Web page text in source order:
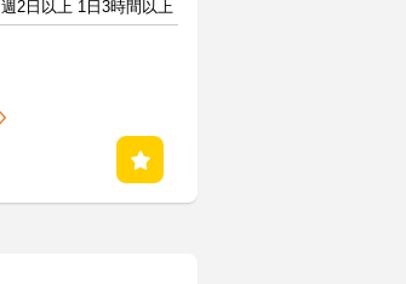
週2日以上 1日3時間以上